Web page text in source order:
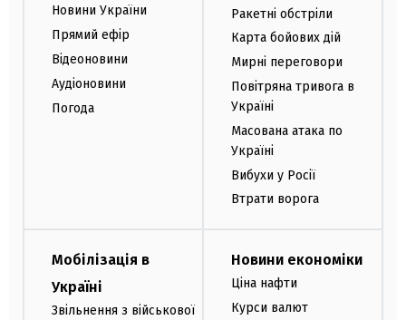
Новини України
Прямий ефір
Відеоновини
Аудіоновини
Погода
Ракетні обстріли
Карта бойових дій
Мирні переговори
Повітряна тривога в
Україні
Масована атака по
Україні
Вибухи у Росії
Втрати ворога
Мобілізація в
Україні
Звільнення з військової
Новини економіки
Ціна нафти
Курси валют